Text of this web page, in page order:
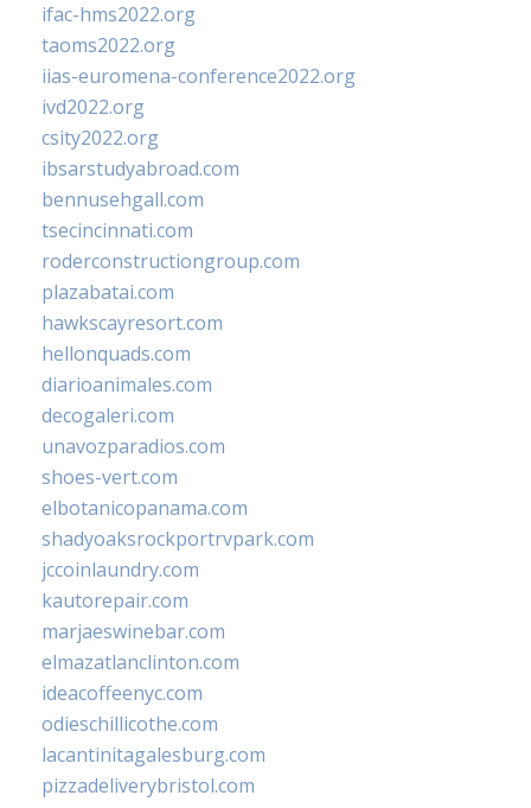
ifac-hms2022.org
taoms2022.org
iias-euromena-conference2022.org
ivd2022.org
csity2022.org
ibsarstudyabroad.com
bennusehgall.com
tsecincinnati.com
roderconstructiongroup.com
plazabatai.com
hawkscayresort.com
hellonquads.com
diarioanimales.com
decogaleri.com
unavozparadios.com
shoes-vert.com
elbotanicopanama.com
shadyoaksrockportrvpark.com
jccoinlaundry.com
kautorepair.com
marjaeswinebar.com
elmazatlanclinton.com
ideacoffeenyc.com
odieschillicothe.com
lacantinitagalesburg.com
pizzadeliverybristol.com